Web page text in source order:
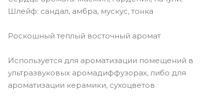
Шлейф: сандал, амбра, мускус, тонка
Роскошный теплый восточный аромат
Используется для ароматизации помещений в
ультразвуковых аромадиффузорах, либо для
ароматизации керамики, сухоцветов